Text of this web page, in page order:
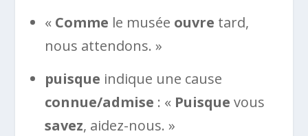
« Comme le musée ouvre tard,
nous attendons. »
puisque indique une cause
connue/admise : « Puisque vous
savez, aidez-nous. »